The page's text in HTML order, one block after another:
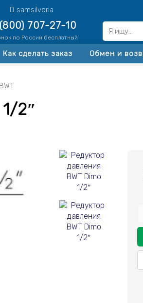
samsilveria
707-27-10
по России бесплатный
Как сделать заказ Обмен и
2″